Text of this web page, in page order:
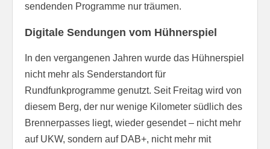
sendenden Programme nur träumen.
Digitale Sendungen vom Hühnerspiel
In den vergangenen Jahren wurde das Hühnerspiel
nicht mehr als Senderstandort für
Rundfunkprogramme genutzt. Seit Freitag wird von
diesem Berg, der nur wenige Kilometer südlich des
Brennerpasses liegt, wieder gesendet – nicht mehr
auf UKW, sondern auf DAB+, nicht mehr mit